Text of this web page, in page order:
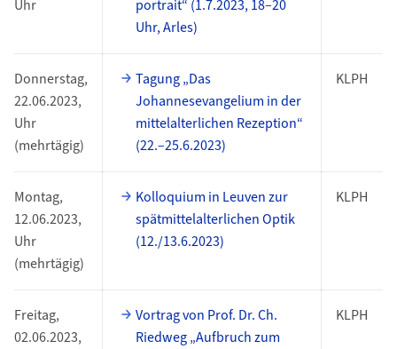
Uhr
portrait“ (1.7.2023, 18–20
Uhr, Arles)
Donnerstag,
22.06.2023,
Uhr
(mehrtägig)
Tagung „Das
Johannesevangelium in der
mittelalterlichen Rezeption“
(22.–25.6.2023)
KLPH
Montag,
12.06.2023,
Uhr
(mehrtägig)
Kolloquium in Leuven zur
spätmittelalterlichen Optik
(12./13.6.2023)
KLPH
Freitag,
02.06.2023,
Vortrag von Prof. Dr. Ch.
Riedweg „Aufbruch zum
KLPH